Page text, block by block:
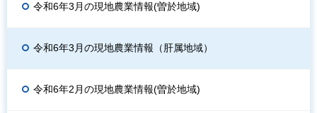
令和6年3月の現地農業情報(曽於地域)
令和6年3月の現地農業情報（肝属地域）
令和6年2月の現地農業情報(曽於地域)